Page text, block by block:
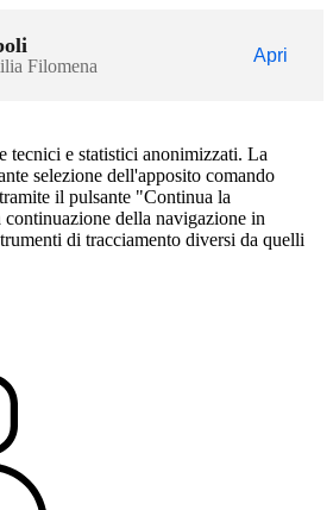
Filomena
Apri
tecnici e statistici anonimizzati. La
selezione dell'apposito comando
il pulsante "Continua la
della navigazione in
di tracciamento diversi da quelli